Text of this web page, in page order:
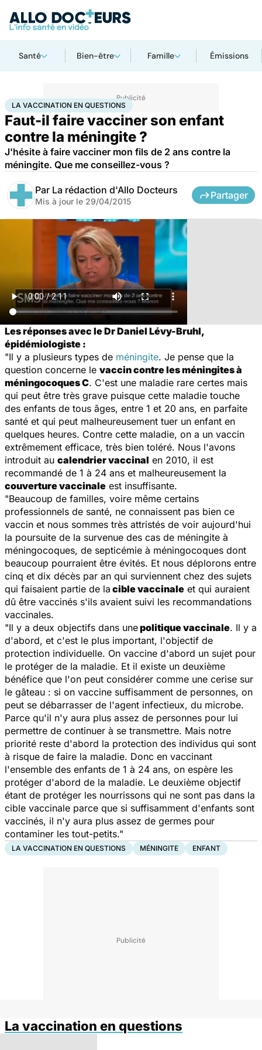
Santé Bien-être Famille Émissions
AccueilFamilleEnfantLa vaccination en questions
LA VACCINATION EN QUESTIONS
Faut-il faire vacciner son enfant
contre la méningite ?
J'hésite à faire vacciner mon fils de 2 ans contre la
méningite. Que me conseillez-vous ?
Par La rédaction d'Allo Docteurs
Mis à jour le 29/04/2015
Partager
Les réponses avec le Dr Daniel Lévy-Bruhl,
épidémiologiste :
"Il y a plusieurs types de méningite. Je pense que la
question concerne le vaccin contre les méningites à
méningocoques C. C'est une maladie rare certes mais
qui peut être très grave puisque cette maladie touche
des enfants de tous âges, entre 1 et 20 ans, en parfaite
santé et qui peut malheureusement tuer un enfant en
quelques heures. Contre cette maladie, on a un vaccin
extrêmement efficace, très bien toléré. Nous l'avons
introduit au calendrier vaccinal en 2010, il est
recommandé de 1 à 24 ans et malheureusement la
couverture vaccinale est insuffisante.
"Beaucoup de familles, voire même certains
professionnels de santé, ne connaissent pas bien ce
vaccin et nous sommes très attristés de voir aujourd'hui
la poursuite de la survenue des cas de méningite à
méningocoques, de septicémie à méningocoques dont
beaucoup pourraient être évités. Et nous déplorons entre
cinq et dix décès par an qui surviennent chez des sujets
qui faisaient partie de la cible vaccinale et qui auraient
dû être vaccinés s'ils avaient suivi les recommandations
vaccinales.
"Il y a deux objectifs dans unepolitique vaccinale. Il y a
d'abord, et c'est le plus important, l'objectif de
protection individuelle. On vaccine d'abord un sujet pour
le protéger de la maladie. Et il existe un deuxième
bénéfice que l'on peut considérer comme une cerise sur
le gâteau : si on vaccine suffisamment de personnes, on
peut se débarrasser de l'agent infectieux, du microbe.
Parce qu'il n'y aura plus assez de personnes pour lui
permettre de continuer à se transmettre. Mais notre
priorité reste d'abord la protection des individus qui sont
à risque de faire la maladie. Donc en vaccinant
l'ensemble des enfants de 1 à 24 ans, on espère les
protéger d'abord de la maladie. Le deuxième objectif
étant de protéger les nourrissons qui ne sont pas dans la
cible vaccinale parce que si suffisamment d'enfants sont
vaccinés, il n'y aura plus assez de germes pour
contaminer les tout-petits."
LA VACCINATION EN QUESTIONS MÉNINGITE ENFANT
La vaccination en questions